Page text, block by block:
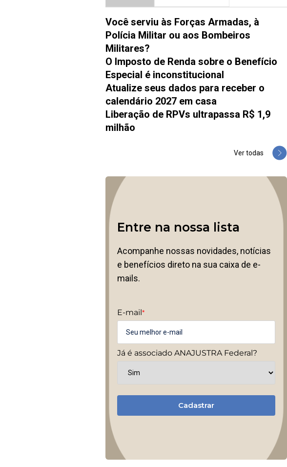
Você serviu às Forças Armadas, à
Polícia Militar ou aos Bombeiros
Militares?
O Imposto de Renda sobre o Benefício
Especial é inconstitucional
Atualize seus dados para receber o
calendário 2027 em casa
Liberação de RPVs ultrapassa R$ 1,9
milhão
Ver todas
Entre na nossa lista
Acompanhe nossas novidades, notícias
e benefícios direto na sua caixa de e-
mails.
E-mail *
Já é associado ANAJUSTRA Federal?
Cadastrar